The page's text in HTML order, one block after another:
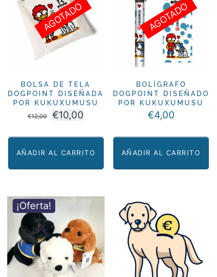
BOLSA DE TELA
DOGPOINT DISEÑADA
POR KUKUXUMUSU
€12,00
El
era:
€12,00.
€10,00
es:
€10,00.
AÑADIR AL CARRITO
AGOTADO
BOLÍGRAFO
DOGPOINT DISEÑADO
POR KUKUXUMUSU
€4,00
AÑADIR AL CARRITO
AGOTADO
¡Oferta!